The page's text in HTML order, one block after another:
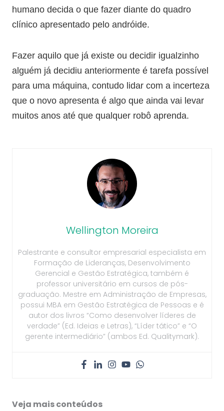
humano decida o que fazer diante do quadro
clínico apresentado pelo andróide.
Fazer aquilo que já existe ou decidir igualzinho
alguém já decidiu anteriormente é tarefa possível
para uma máquina, contudo lidar com a incerteza
que o novo apresenta é algo que ainda vai levar
muitos anos até que qualquer robô aprenda.
Wellington Moreira
Palestrante e consultor empresarial especialista em
Formação de Lideranças, Desenvolvimento
Gerencial e Gestão Estratégica, também é
professor universitário em cursos de pós-
graduação. Mestre em Administração de Empresas,
possui MBA em Gestão Estratégica de Pessoas e é
autor dos livros “Como desenvolver líderes de
verdade” (Ed. Ideias e Letras), “Líder tático” e “O
gerente intermediário” (ambos Ed. Qualitymark).
Veja mais conteúdos